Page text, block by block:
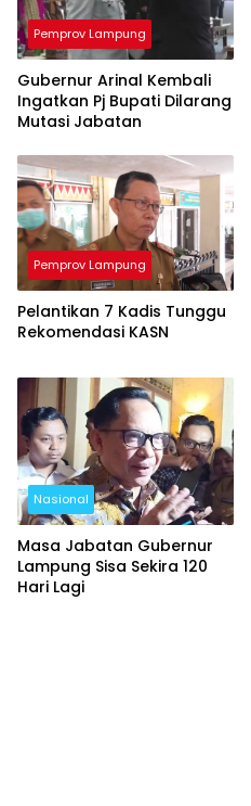
Pemprov Lampung
Gubernur Arinal Kembali
Ingatkan Pj Bupati Dilarang
Mutasi Jabatan
Pemprov Lampung
Pelantikan 7 Kadis Tunggu
Rekomendasi KASN
Nasional
Masa Jabatan Gubernur
Lampung Sisa Sekira 120
Hari Lagi